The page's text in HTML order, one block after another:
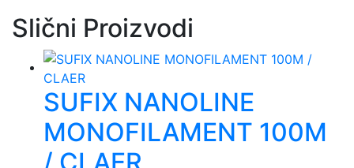
Slični Proizvodi
SUFIX NANOLINE
MONOFILAMENT 100M
/ CLAER